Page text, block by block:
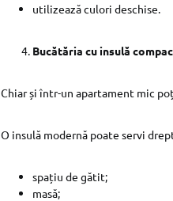
utilizează culori deschise.
Bucătăria cu insulă
Chiar și într-un apartament mic
O insulă modernă poate servi
spațiu de gătit;
masă;